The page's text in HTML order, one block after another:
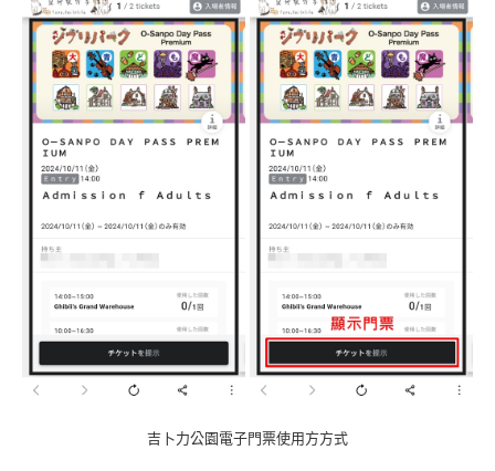
吉卜力公園電子門票使用方方式
輸入你的電子郵件地址…